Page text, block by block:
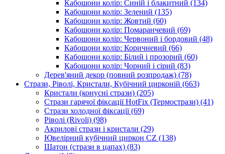
Кабошони колір: Синій і блакитний (134)
Кабошони колір: Зелений (135)
Кабошони колір: Жовтий (60)
Кабошони колір: Помаранчевий (69)
Кабошони колір: Червоний і бордовий (48)
Кабошони колір: Коричневий (66)
Кабошони колір: Білий і прозорий (60)
Кабошони колір: Чорний і сірий (83)
Дерев'яний декор (повний розпродаж) (78)
Стрази, Ріволі, Кристали, Кубічний цирконій (663)
Кристали (конусні стрази) (205)
Стрази гарячої фіксації HotFix (Термострази) (41)
Стрази холодної фіксації(69)
Ріволі (Rivoli) (98)
Акрилові стрази і кристали (29)
Ювелірний кубічний циркон CZ (138)
Шатон (стрази в цапах) (83)